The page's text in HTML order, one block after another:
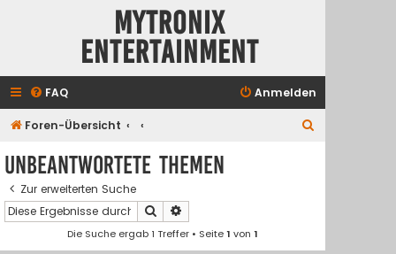
Mytronix
Entertainment
FAQ Anmelden
Foren-Übersicht
Unbeantwortete Themen
Zur erweiterten Suche
Suche
Die Suche ergab 1 Treffer • Seite1 von1